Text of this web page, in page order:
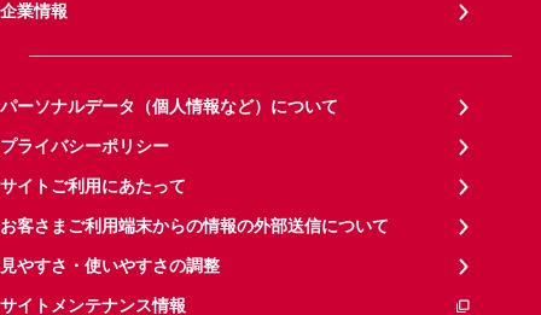
企業情報
パーソナルデータ（個人情報など）について
プライバシーポリシー
サイトご利用にあたって
お客さまご利用端末からの情報の外部送信について
見やすさ・使いやすさの調整
サイトメンテナンス情報